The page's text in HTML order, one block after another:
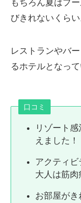
もちろん夏はプ
びきれないくらい
レストランやバ
るホテルとなって
口コミ
リゾート
えました！
アクティビ
大人は筋肉
お部屋が